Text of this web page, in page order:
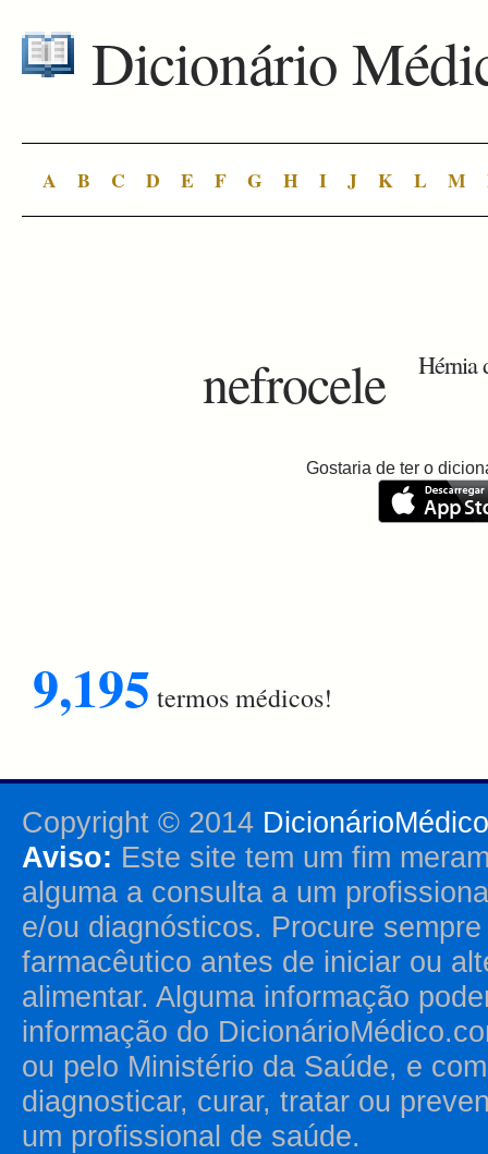
Dicionário
A B C D E F G H I J K L M
nefrocele Hérnia
Gostaria de ter o
9,195 termos médicos!
Copyright © 2014
Aviso: Este site tem um fim
alguma a consulta a um
e/ou diagnósticos. Procure
farmacêutico antes de iniciar ou
alimentar. Alguma informação
informação do
ou pelo Ministério da Saúde, e
diagnosticar, curar, tratar ou
um profissional de saúde.